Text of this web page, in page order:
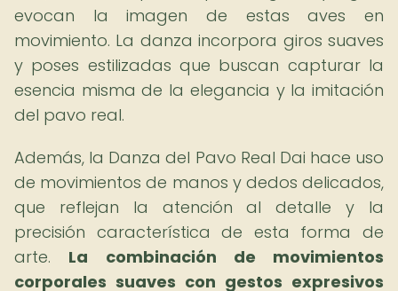
evocan la imagen de estas aves en
movimiento. La danza incorpora giros suaves
y poses estilizadas que buscan capturar la
esencia misma de la elegancia y la imitación
del pavo real.
Además, la Danza del Pavo Real Dai hace uso
de movimientos de manos y dedos delicados,
que reflejan la atención al detalle y la
precisión característica de esta forma de
arte. La combinación de movimientos
corporales suaves con gestos expresivos